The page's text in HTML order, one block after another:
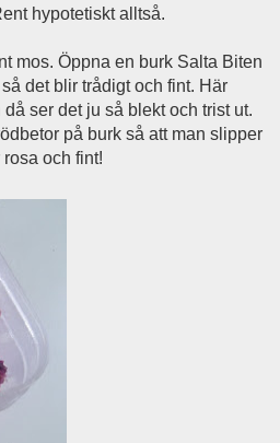
hypotetiskt alltså.
mos. Öppna en burk Salta Biten
det blir trådigt och fint. Här
ser det ju så blekt och trist ut.
på burk så att man slipper
och fint!